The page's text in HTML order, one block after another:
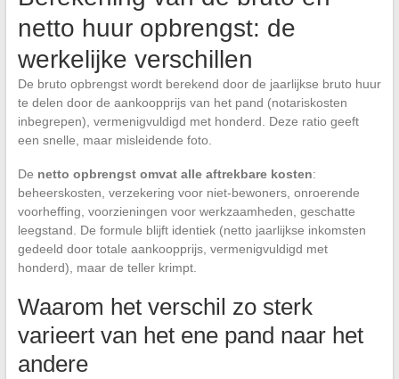
netto huur opbrengst: de
werkelijke verschillen
De bruto opbrengst wordt berekend door de jaarlijkse bruto huur
te delen door de aankoopprijs van het pand (notariskosten
inbegrepen), vermenigvuldigd met honderd. Deze ratio geeft
een snelle, maar misleidende foto.
De netto opbrengst omvat alle aftrekbare kosten:
beheerskosten, verzekering voor niet-bewoners, onroerende
voorheffing, voorzieningen voor werkzaamheden, geschatte
leegstand. De formule blijft identiek (netto jaarlijkse inkomsten
gedeeld door totale aankoopprijs, vermenigvuldigd met
honderd), maar de teller krimpt.
Waarom het verschil zo sterk
varieert van het ene pand naar het
andere